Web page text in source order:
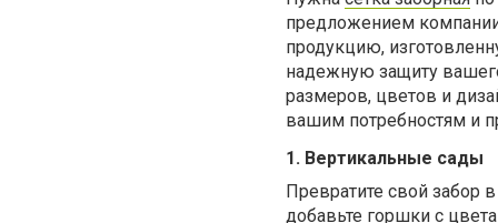
предложением
продукцию,
надежную защиту
размеров, цветов и
вашим потребностям и
1. Вертикальные сады
Превратите свой забор
добавьте горшки с